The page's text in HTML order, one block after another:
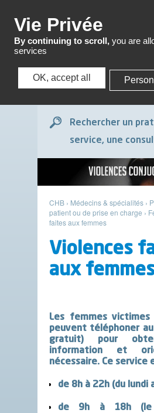
Menu
Rechercher un
service, une
CHB › Médecins & spécialités ›
patient ou de prise en charge ›
faites aux femmes
Violences
aux
Les femmes victimes
peuvent téléphoner au
gratuit) pour
information et
nécessaire. Ce service
de 8h à 22h (du lundi
de 9h à 18h (le
Vie Privée
By continuing to scroll, you are
services
OK, accept all